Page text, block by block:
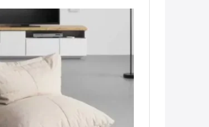
Christian Schröder
@Joachim Moin Joachim, schön
dich zu sehen, alles gut?
15:01
↩